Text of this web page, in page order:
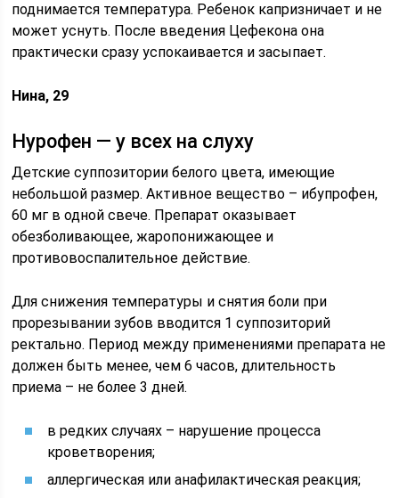
поднимается температура. Ребенок капризничает и не
может уснуть. После введения Цефекона она
практически сразу успокаивается и засыпает.
Нина, 29
Нурофен — у всех на слуху
Детские суппозитории белого цвета, имеющие
небольшой размер. Активное вещество – ибупрофен,
60 мг в одной свече. Препарат оказывает
обезболивающее, жаропонижающее и
противовоспалительное действие.
Для снижения температуры и снятия боли при
прорезывании зубов вводится 1 суппозиторий
ректально. Период между применениями препарата не
должен быть менее, чем 6 часов, длительность
приема – не более 3 дней.
в редких случаях – нарушение процесса
кроветворения;
аллергическая или анафилактическая реакция;